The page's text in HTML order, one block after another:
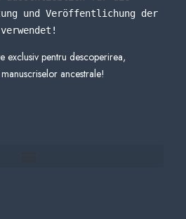
und Veröffentlichung der
!
exclusiv pentru descoperirea,
ancestrale!